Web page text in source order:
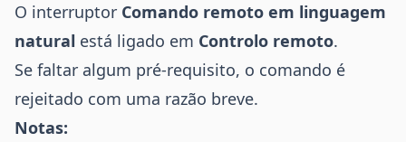
O interruptor Comando remoto em linguagem
natural está ligado em Controlo remoto.
Se faltar algum pré-requisito, o comando é
rejeitado com uma razão breve.
Notas: